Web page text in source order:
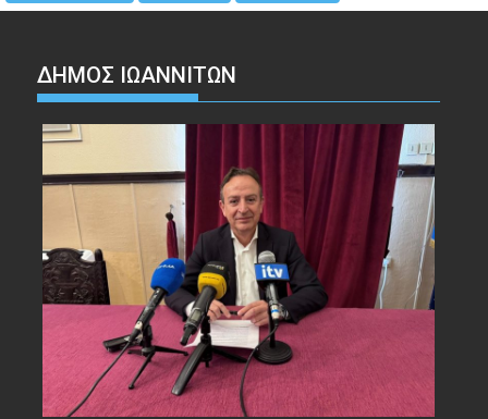
ΔΗΜΟΣ ΙΩΑΝΝΙΤΩΝ